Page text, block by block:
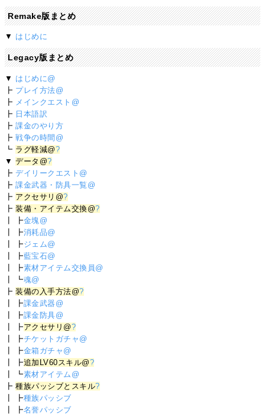
Remake版まとめ
▼ はじめに
Legacy版まとめ
▼ はじめに@
┣ プレイ方法@
┣ メインクエスト@
┣ 日本語訳
┣課金のやり方
┣戦争の時間@
┗ ラグ軽減@?
▼データ@?
┣デイリークエスト@
┣課金武器・防具一覧@
┣ アクセサリ@?
┣装備・アイテム交換@?
┃ ┣金塊@
┃ ┣消耗品@
┃ ┣ジェム@
┃ ┣藍宝石@
┃ ┣素材アイテム交換員@
┃ ┗魂@
┣装備の入手方法@?
┃ ┣課金武器@
┃ ┣課金防具@
┃ ┣アクセサリ@?
┃ ┣チケットガチャ@
┃ ┣金箱ガチャ@
┃ ┣追加LV60スキル@?
┃ ┗素材アイテム@
┣種族パッシブとスキル?
┃ ┣種族パッシブ
┃ ┣名誉パッシブ